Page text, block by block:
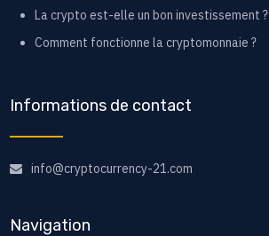
La crypto est-elle un bon investissement ?
Comment fonctionne la cryptomonnaie ?
Informations de contact
info@cryptocurrency-21.com
Navigation